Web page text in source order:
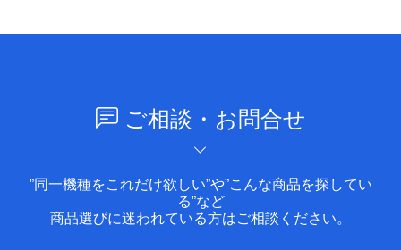
ご相談・お問合せ
”同一機種をこれだけ欲しい”や”こんな商品を探してい
る”など
商品選びに迷われている方はご相談ください。